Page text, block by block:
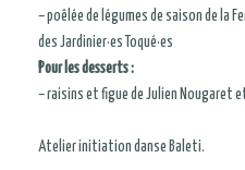
– poêlée de légumes de saison de la
des Jardinier·es Toqué·es
Pour les desserts :
– raisins et figue de Julien Nougaret
Atelier initiation danse Baleti.